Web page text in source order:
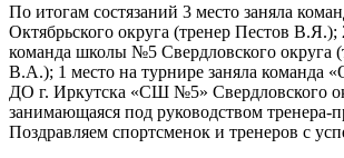
По итогам состязаний 3 место заняла
Октябрьского округа (тренер Пестов В.Я.);
команда школы №5 Свердловского округа
В.А.); 1 место на турнире заняла
ДО г. Иркутска «СШ №5» Свердловского
занимающаяся под руководством тренера-
Поздравляем спортсменок и тренеров с